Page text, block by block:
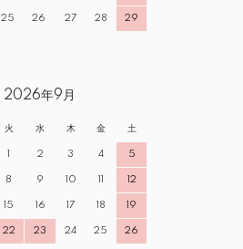
25 26 27 28 29
2026年9月
火 水 木 金 土
1 2 3 4 5
8 9 10 11 12
15 16 17 18 19
22 23 24 25 26